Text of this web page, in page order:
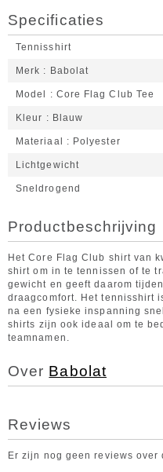
Specificaties
Tennisshirt
Merk Babolat
Model Core Flag Club Tee
Kleur Blauw
Materiaal Polyester
Lichtgewicht
Sneldrogend
Productbeschrijving
Het Core Flag Club shirt van
shirt om in te tennissen of te
gewicht en geeft daarom
draagcomfort. Het tennisshirt
na een fysieke inspanning
shirts zijn ook ideaal om te
teamnamen.
Over Babolat
Reviews
Er zijn nog geen reviews over